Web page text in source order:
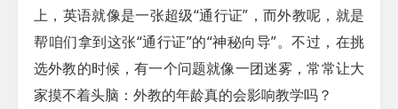
上，英语就像是一张超级“通行证”，而外教呢，就是
帮咱们拿到这张“通行证”的“神秘向导”。不过，在挑
选外教的时候，有一个问题就像一团迷雾，常常让大
家摸不着头脑：外教的年龄真的会影响教学吗？